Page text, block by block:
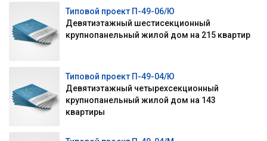
Типовой проект П-49-06/Ю
Девятиэтажный шестисекционный
крупнопанельный жилой дом на 215 квартир
Типовой проект П-49-04/Ю
Девятиэтажный четырехсекционный
крупнопанельный жилой дом на 143
квартиры